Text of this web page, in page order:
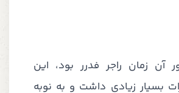
آن زمان راجر فدرر بود، این
بسیار زیادی داشت و به نوبه